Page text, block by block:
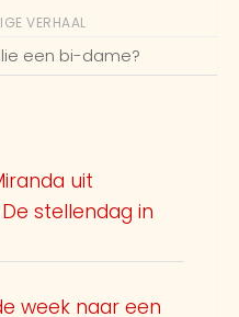
VERHAAL
een bi-dame?
uit
stellendag in
week naar een